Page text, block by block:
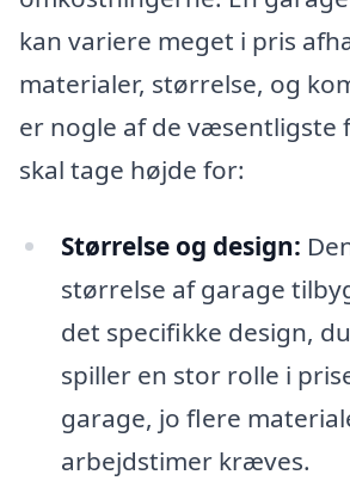
kan variere meget i pris
materialer, størrelse, og
er nogle af de væsentligste
skal tage højde for:
Størrelse og design:
størrelse af garage
det specifikke design,
spiller en stor rolle i
garage, jo flere
arbejdstimer kræves.